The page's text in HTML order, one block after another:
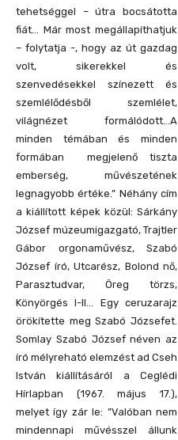
tehetséggel – útra bocsátotta
fiát… Már most megállapíthatjuk
– folytatja -, hogy az út gazdag
volt, sikerekkel és
szenvedésekkel színezett és
szemlélődésből szemlélet,
világnézet formálódott…A
minden témában és minden
formában megjelenő tiszta
emberség, művészetének
legnagyobb értéke.” Néhány cím
a kiállított képek közül: Sárkány
József múzeumigazgató, Trajtler
Gábor orgonaművész, Szabó
József író, Utcarész, Bolond nő,
Parasztudvar, Öreg törzs,
Könyörgés I-II… Egy ceruzarajz
örökítette meg Szabó Józsefet.
Somlay Szabó József néven az
író mélyreható elemzést ad Cseh
István kiállításáról a Ceglédi
Hírlapban (1967. május 17.),
melyet így zár le: ”Valóban nem
mindennapi művésszel állunk